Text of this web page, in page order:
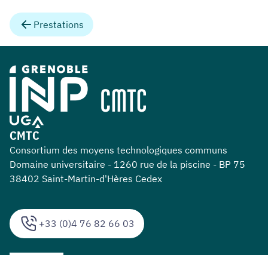
Prestations
+33 (0)4 76 82 66 03
CMTC
Consortium des moyens technologiques communs
Domaine universitaire - 1260 rue de la piscine - BP 75
38402 Saint-Martin-d'Hères Cedex